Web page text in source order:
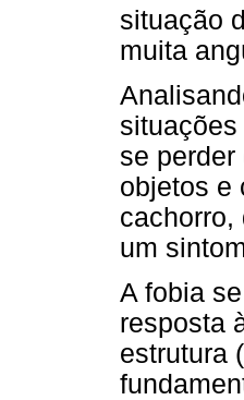
situação
muita
se
objetos e
cachorro,
um
A fobia
resposta
estrutura